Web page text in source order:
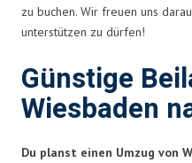
zu buchen. Wir freuen uns
unterstützen zu dürfen!
Günstige
Wiesbaden
Du planst einen Umzug von